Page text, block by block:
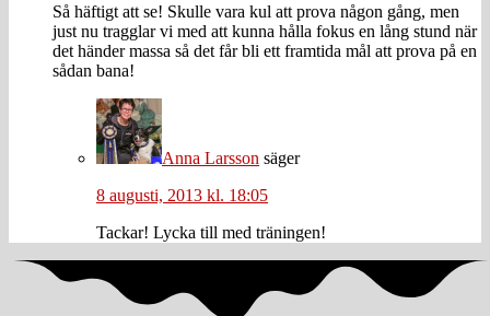
Så häftigt att se! Skulle vara kul att prova någon gång, men
just nu tragglar vi med att kunna hålla fokus en lång stund när
det händer massa så det får bli ett framtida mål att prova på en
sådan bana!
Anna Larsson säger
8 augusti, 2013 kl. 18:05
Tackar! Lycka till med träningen!